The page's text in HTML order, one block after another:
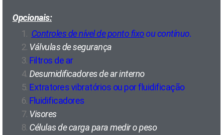
Opcionais:
Controles de nível de ponto fixoou contínuo.
Válvulas de segurança
Filtros de ar
Desumidificadores de ar interno
Extratores vibratórios ou por fluidificação
Fluidificadores
Visores
Células de carga para medir o peso